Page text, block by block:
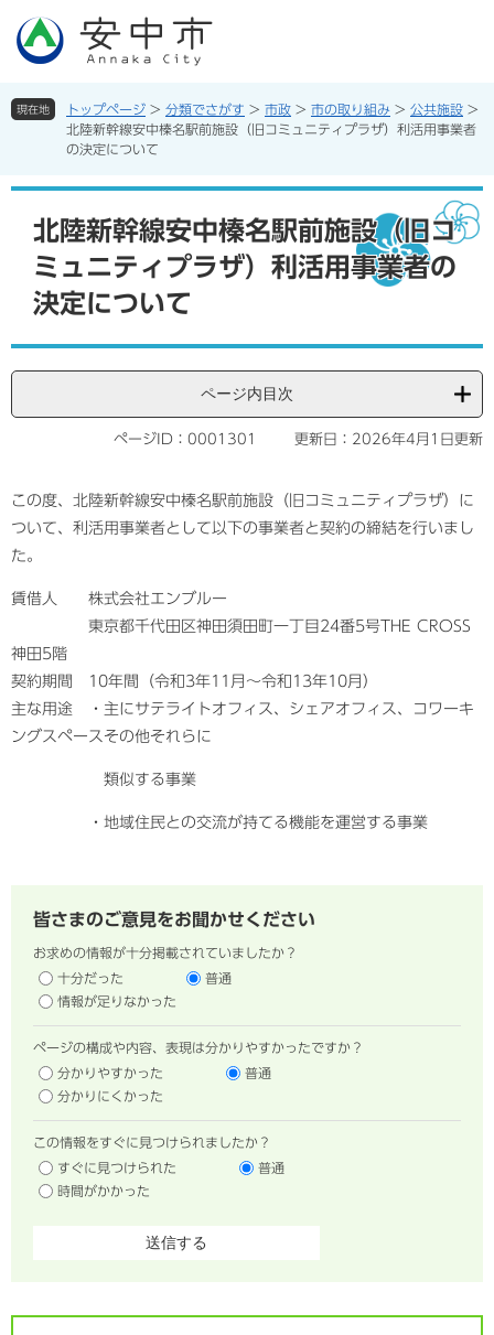
先
を現在地 トップページ > 分類でさがす > 市政 > 市の取り組み > 公共施設 >
北陸新幹線安中榛名駅前施設（旧コミュニティプラザ）利活用事業者
の決定について
北陸新幹線安中榛名駅前施設（旧コ
ミュニティプラザ）利活用事業者の
決定について
ページ内目次
ページID：0001301 更新日：2026年4月1日更新
この度、北陸新幹線安中榛名駅前施設（旧コミュニティプラザ）に
ついて、利活用事業者として以下の事業者と契約の締結を行いまし
た。
賃借人 株式会社エンブルー
東京都千代田区神田須田町一丁目24番5号THE CROSS
神田5階
契約期間 10年間（令和3年11月〜令和13年10月）
主な用途 ・主にサテライトオフィス、シェアオフィス、コワーキ
ングスペースその他それらに
類似する事業
・地域住民との交流が持てる機能を運営する事業
皆さまのご意見をお聞かせください
お求めの情報が十分掲載されていましたか？
十分だった
普通
情報が足りなかった
ページの構成や内容、表現は分かりやすかったですか？
分かりやすかった
普通
分かりにくかった
この情報をすぐに見つけられましたか？
すぐに見つけられた
普通
時間がかかった